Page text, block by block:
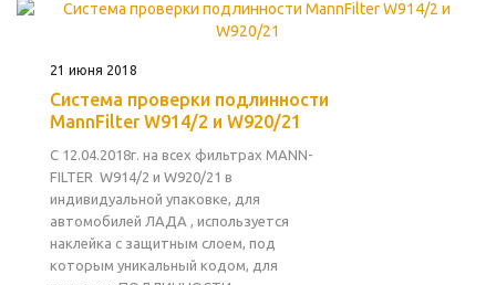
21 июня 2018
Система проверки подлинности
MannFilter W914/2 и W920/21
C 12.04.2018г. на всех фильтрах MANN-
FILTER W914/2 и W920/21 в
индивидуальной упаковке, для
автомобилей ЛАДА , используется
наклейка с защитным слоем, под
которым уникальный кодом, для